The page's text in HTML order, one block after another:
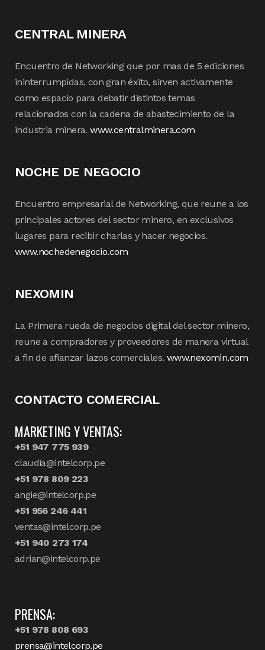
CENTRAL MINERA
Encuentro de Networking que por mas de 5 ediciones
ininterrumpidas, con gran éxito, sirven activamente
como espacio para debatir distintos temas
relacionados con la cadena de abastecimiento de la
industria minera.www.centralminera.com
NOCHE DE NEGOCIO
Encuentro empresarial de Networking, que reune a los
principales actores del sector minero, en exclusivos
lugares para recibir charlas y hacer negocios.
www.nochedenegocio.com
NEXOMIN
La Primera rueda de negocios digital del sector minero,
reune a compradores y proveedores de manera virtual
a fin de afianzar lazos comerciales. www.nexomin.com
CONTACTO COMERCIAL
MARKETING Y VENTAS:
+51 947 775 939
claudia@intelcorp.pe
+51 978 809 223
angie@intelcorp.pe
+51 956 246 441
ventas@intelcorp.pe
+51 940 273 174
adrian@intelcorp.pe
PRENSA:
+51 978 808 693
prensa@intelcorp.pe